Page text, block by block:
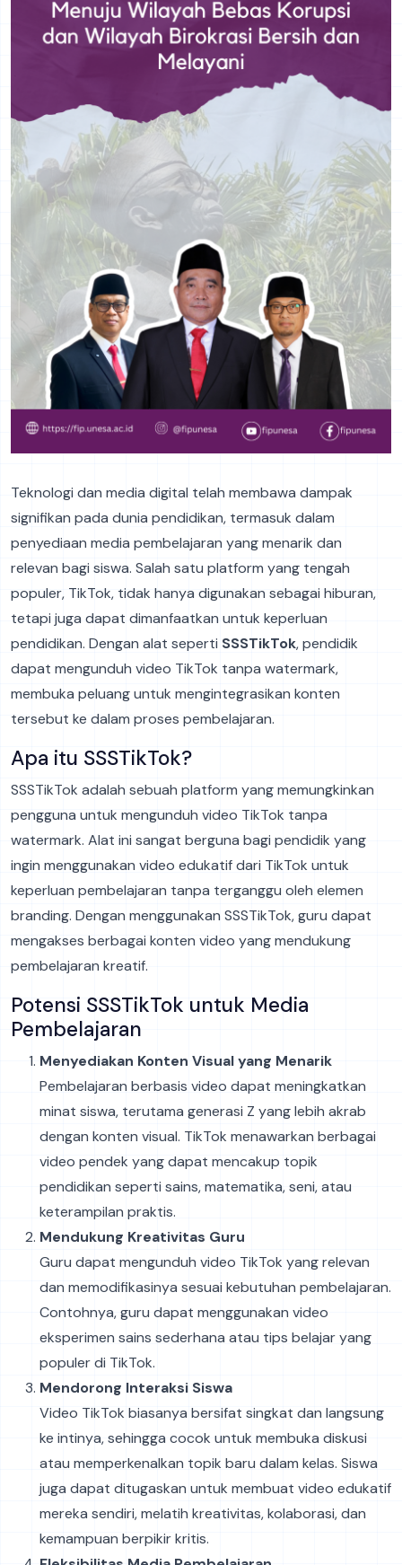
Teknologi dan media digital telah membawa dampak
signifikan pada dunia pendidikan, termasuk dalam
penyediaan media pembelajaran yang menarik dan
relevan bagi siswa. Salah satu platform yang tengah
populer, TikTok, tidak hanya digunakan sebagai hiburan,
tetapi juga dapat dimanfaatkan untuk keperluan
pendidikan. Dengan alat seperti SSSTikTok, pendidik
dapat mengunduh video TikTok tanpa watermark,
membuka peluang untuk mengintegrasikan konten
tersebut ke dalam proses pembelajaran.
Apa itu SSSTikTok?
SSSTikTok adalah sebuah platform yang memungkinkan
pengguna untuk mengunduh video TikTok tanpa
watermark. Alat ini sangat berguna bagi pendidik yang
ingin menggunakan video edukatif dari TikTok untuk
keperluan pembelajaran tanpa terganggu oleh elemen
branding. Dengan menggunakan SSSTikTok, guru dapat
mengakses berbagai konten video yang mendukung
pembelajaran kreatif.
Potensi SSSTikTok untuk Media
Pembelajaran
Menyediakan Konten Visual yang Menarik
Pembelajaran berbasis video dapat meningkatkan
minat siswa, terutama generasi Z yang lebih akrab
dengan konten visual. TikTok menawarkan berbagai
video pendek yang dapat mencakup topik
pendidikan seperti sains, matematika, seni, atau
keterampilan praktis.
Mendukung Kreativitas Guru
Guru dapat mengunduh video TikTok yang relevan
dan memodifikasinya sesuai kebutuhan pembelajaran.
Contohnya, guru dapat menggunakan video
eksperimen sains sederhana atau tips belajar yang
populer di TikTok.
Mendorong Interaksi Siswa
Video TikTok biasanya bersifat singkat dan langsung
ke intinya, sehingga cocok untuk membuka diskusi
atau memperkenalkan topik baru dalam kelas. Siswa
juga dapat ditugaskan untuk membuat video edukatif
mereka sendiri, melatih kreativitas, kolaborasi, dan
kemampuan berpikir kritis.